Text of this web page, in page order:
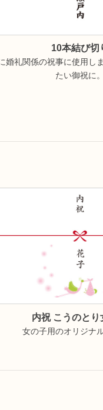
10本結び切
婚礼関係の祝事に使用し
たい御祝に。
内祝 こうのとり
女の子用のオリジナ